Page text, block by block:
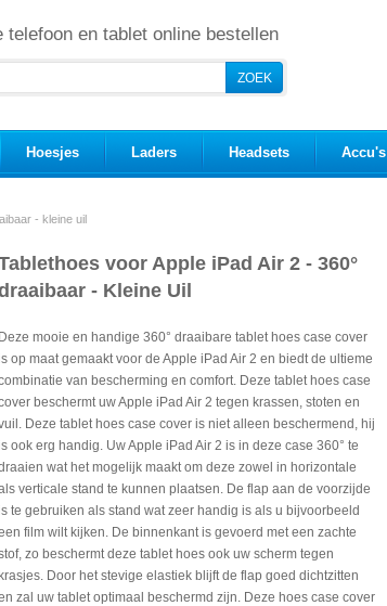
telefoon en tablet online bestellen
Hoesjes Laders Headsets Accu's
- kleine uil
voor Apple iPad Air 2 - 360°
- Kleine Uil
Deze mooie en handige 360° draaibare tablet hoes case cover
op maat gemaakt voor de Apple iPad Air 2 en biedt de ultieme
van bescherming en comfort. Deze tablet hoes case
beschermt uw Apple iPad Air 2 tegen krassen, stoten en
Deze tablet hoes case cover is niet alleen beschermend, hij
ook erg handig. Uw Apple iPad Air 2 is in deze case 360° te
wat het mogelijk maakt om deze zowel in horizontale
verticale stand te kunnen plaatsen. De flap aan de voorzijde
te gebruiken als stand wat zeer handig is als u bijvoorbeeld
film wilt kijken. De binnenkant is gevoerd met een zachte
zo beschermt deze tablet hoes ook uw scherm tegen
krasjes. Door het stevige elastiek blijft de flap goed dichtzitten
zal uw tablet optimaal beschermd zijn. Deze hoes case cover